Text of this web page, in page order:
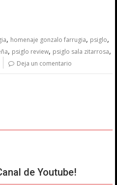
, homenaje gonzalo farrugia, psiglo,
, psiglo review, psiglo sala zitarrosa,
Deja un comentario
de Youtube!